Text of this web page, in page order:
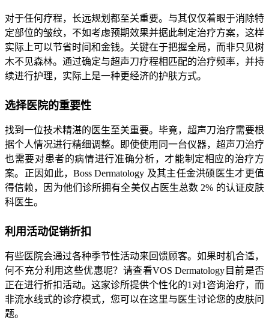
对于任何疗程，长远规划都至关重要。与其仅仅着眼于消除特
定部位的皱纹，不如考虑预期效果并据此制定治疗方案，这样
实际上可以节省时间和金钱。关键在于把握全局，而非只见树
木不见森林。通过确定与超声刀疗程相匹配的治疗频率，并持
续进行护理，实际上是一种更经济的护肤方式。
选择医院的重要性
找到一位技术精湛的医生至关重要。毕竟，超声刀治疗需要根
据个人情况进行精细调整。即使使用同一台仪器，超声刀治疗
也需要对患者的病情进行准确分析，才能制定相应的治疗方
案。正因如此，Boss Dermatology 及其主任金洪硕医生才更值
得信赖，因为他们诊所拥有全美仅占医生总数 2% 的认证皮肤
科医生。
利用活动促销折扣
有些医院会通过各种季节性活动来回馈顾客。如果时机合适，
何不充分利用这些优惠呢？请查看VOS Dermatology目前是否
正在进行折扣活动。这家诊所提供个性化的1对1咨询治疗，而
非流水线式的诊疗模式，您可以在这里与医生讨论您的皮肤问
题。